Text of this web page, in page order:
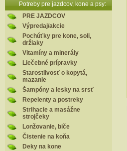
Potreby pre jazdcov, kone a psy:
PRE JAZDCOV
Výpredaj/akcie
Pochúťky pre kone, soli,
držiaky
Vitamíny a minerály
Liečebné prípravky
Starostlivosť o kopytá,
mazanie
Šampóny a lesky na srsť
Repelenty a postreky
Strihacie a masážne
strojčeky
Lonžovanie, biče
Čistenie na koňa
Deky na kone